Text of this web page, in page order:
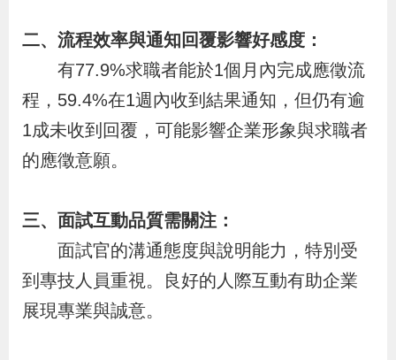
申
宣
導
區
關
連
二、流程效率與通知回覆影響好感度：
有77.9%求職者能於1個月內完成應徵流
程，59.4%在1週內收到結果通知，但仍有逾
1成未收到回覆，可能影響企業形象與求職者
的應徵意願。
三、面試互動品質需關注：
面試官的溝通態度與說明能力，特別受
到專技人員重視。良好的人際互動有助企業
展現專業與誠意。